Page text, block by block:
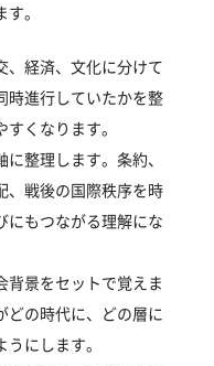
。
、経済、文化に分けて
時進行していたかを整
くなります。
整理します。条約、
、戦後の国際秩序を時
にもつながる理解にな
背景をセットで覚えま
どの時代に、どの層に
にします。